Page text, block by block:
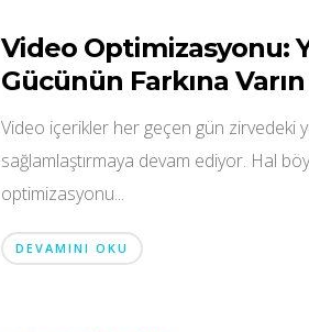
Video Optimizasyonu:
Gücünün Farkına Varın
Video içerikler her geçen gün zirvedeki
sağlamlaştırmaya devam ediyor. Hal
optimizasyonu...
DEVAMINI OKU